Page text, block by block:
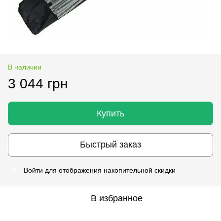
В наличии
3 044 грн
Купить
Быстрый заказ
Войти для отображения накопительной скидки
В избранное